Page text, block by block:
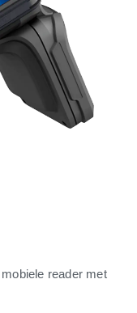
reader met